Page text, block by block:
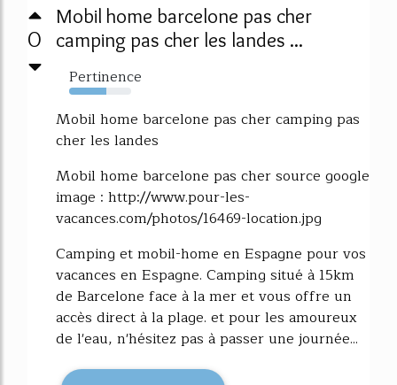
0
Mobil home barcelone pas cher
camping pas cher les landes ...
Pertinence
60%
Mobil home barcelone pas cher camping pas
cher les landes
Mobil home barcelone pas cher source google
image : http://www.pour-les-
vacances.com/photos/16469-location.jpg
Camping et mobil-home en Espagne pour vos
vacances en Espagne. Camping situé à 15km
de Barcelone face à la mer et vous offre un
accès direct à la plage. et pour les amoureux
de l'eau, n'hésitez pas à passer une journée...